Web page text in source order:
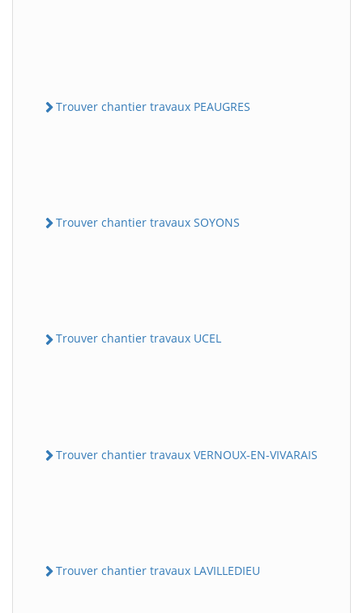
Trouver chantier travaux PEAUGRES
Trouver chantier travaux SOYONS
Trouver chantier travaux UCEL
Trouver chantier travaux VERNOUX-EN-VIVARAIS
Trouver chantier travaux LAVILLEDIEU